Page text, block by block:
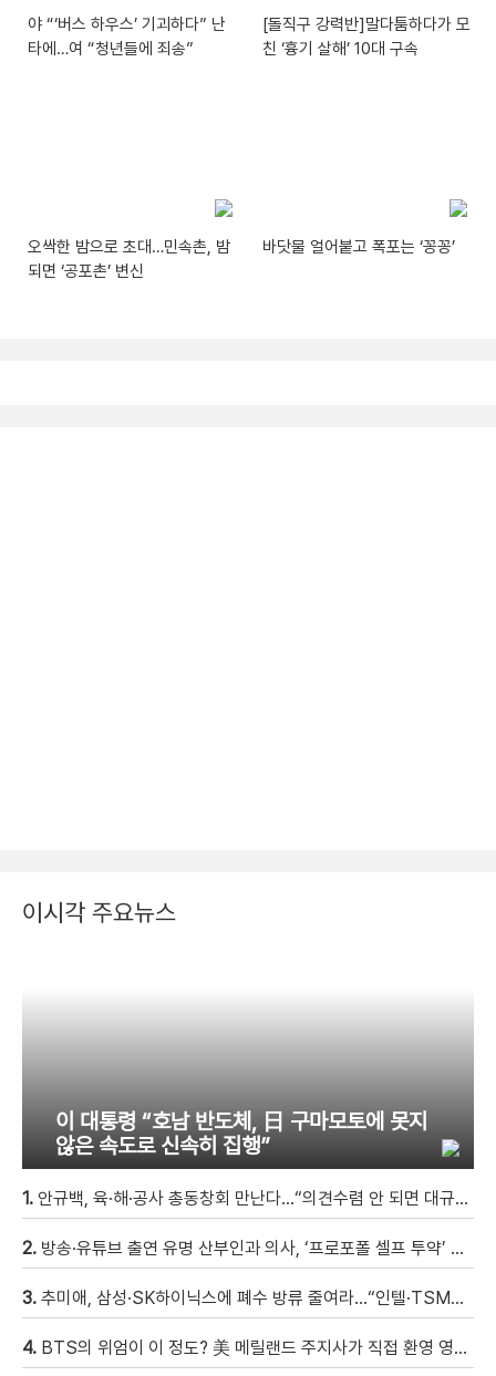
야 “‘버스 하우스’ 기괴하다” 난
타에…여 “청년들에 죄송”
[돌직구 강력반]말다툼하다가 모
친 ‘흉기 살해’ 10대 구속
오싹한 밤으로 초대…민속촌, 밤
되면 ‘공포촌’ 변신
바닷물 얼어붙고 폭포는 ‘꽁꽁’
이시각 주요뉴스
이 대통령 “호남 반도체, 日 구마모토에 못지
않은 속도로 신속히 집행”
1. 안규백, 육·해·공사 총동창회 만난다…“의견수렴 안 되면 대규모 집회”
2. 방송·유튜브 출연 유명 산부인과 의사, ‘프로포폴 셀프 투약’ 체포
3. 추미애, 삼성·SK하이닉스에 폐수 방류 줄여라…“인텔·TSMC와 정반대”
4. BTS의 위엄이 이 정도? 美 메릴랜드 주지사가 직접 환영 영상 남겨 “BTS는 세계를 하나로 모았다”